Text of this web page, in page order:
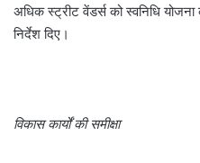
अधिक स्ट्रीट वेंडर्स को स्वनिधि
निर्देश दिए।
विकास कार्यों की समीक्षा